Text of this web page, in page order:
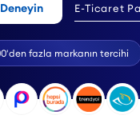
E-Ticaret
fazla markanın tercihi